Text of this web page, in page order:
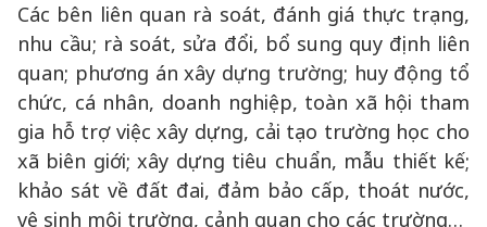
Các bên liên quan rà soát, đánh giá thực trạng,
nhu cầu; rà soát, sửa đổi, bổ sung quy định liên
quan; phương án xây dựng trường; huy động tổ
chức, cá nhân, doanh nghiệp, toàn xã hội tham
gia hỗ trợ việc xây dựng, cải tạo trường học cho
xã biên giới; xây dựng tiêu chuẩn, mẫu thiết kế;
khảo sát về đất đai, đảm bảo cấp, thoát nước,
vệ sinh môi trường, cảnh quan cho các trường…